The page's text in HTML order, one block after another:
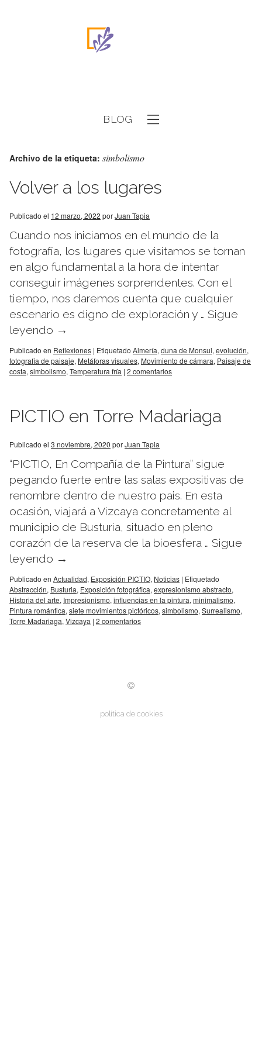
BLOG
Archivo de la etiqueta: simbolismo
Volver a los lugares
Publicado el 12 marzo, 2022 porJuan Tapia
Cuando nos iniciamos en el mundo de la
fotografía, los lugares que visitamos se tornan
en algo fundamental a la hora de intentar
conseguir imágenes sorprendentes. Con el
tiempo, nos daremos cuenta que cualquier
escenario es digno de exploración y … Sigue
leyendo →
Publicado en Reflexiones | Etiquetado Almería, duna de Monsul, evolución,
fotografia de paisaje, Metáforas visuales, Movimiento de cámara, Paisaje de
costa, simbolismo, Temperatura fría | 2 comentarios
PICTIO en Torre Madariaga
Publicado el 3 noviembre, 2020 porJuan Tapia
“PICTIO, En Compañía de la Pintura” sigue
pegando fuerte entre las salas expositivas de
renombre dentro de nuestro pais. En esta
ocasión, viajará a Vizcaya concretamente al
municipio de Busturia, situado en pleno
corazón de la reserva de la bioesfera … Sigue
leyendo →
Publicado en Actualidad, Exposición PICTIO, Noticias | Etiquetado
Abstracción, Busturia, Exposición fotográfica, expresionismo abstracto,
Historia del arte, Impresionismo, influencias en la pintura, minimalismo,
Pintura romántica, siete movimientos pictóricos, simbolismo, Surrealismo,
Torre Madariaga, Vizcaya | 2 comentarios
política de cookies